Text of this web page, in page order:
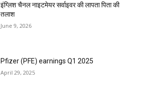
इंग्लिश चैनल नाइटमेयर सर्वाइवर की लापता पिता की
तलाश
June 9, 2026
Pfizer (PFE) earnings Q1 2025
April 29, 2025